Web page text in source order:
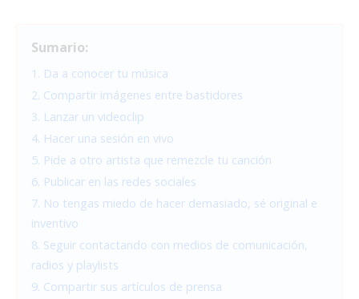
Sumario:
1. Da a conocer tu música
2. Compartir imágenes entre bastidores
3. Lanzar un videoclip
4. Hacer una sesión en vivo
5. Pide a otro artista que remezcle tu canción
6. Publicar en las redes sociales
7. No tengas miedo de hacer demasiado, sé original e
inventivo
8. Seguir contactando con medios de comunicación,
radios y playlists
9. Compartir sus artículos de prensa